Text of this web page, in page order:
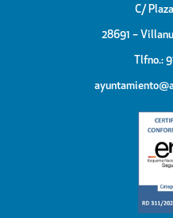
C/
28691 –
Tlfno.: